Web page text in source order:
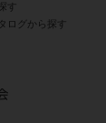
す
ログから探す